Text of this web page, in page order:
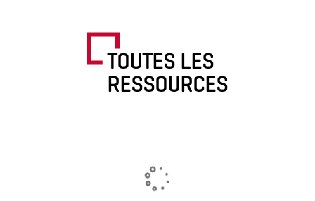
TOUTES LES
RESSOURCES